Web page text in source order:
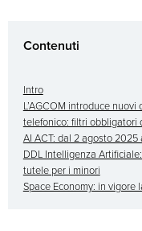
Contenuti
Intro
L’AGCOM introduce
telefonico: filtri obbligatori
AI ACT: dal 2 agosto
DDL Intelligenza
tutele per i minori
Space Economy: in vigore